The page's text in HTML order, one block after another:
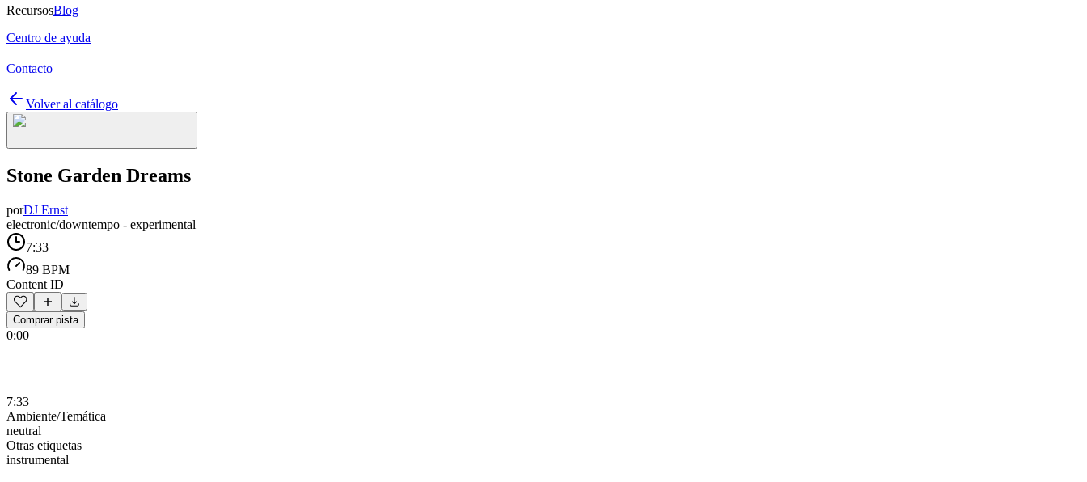
RecursosBlog
Centro de ayuda
Contacto
Volver al catálogo
Stone Garden Dreams
porDJ Ernst
electronic/downtempo - experimental
7:33
89 BPM
Content ID
Comprar pista
0:00
7:33
Ambiente/Temática
neutral
Otras etiquetas
instrumental